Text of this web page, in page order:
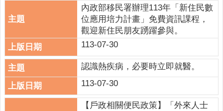
結
網
站
導
覽
檢
內政部移民署辦理113年「新住民數
位應用培力計畫」免費資訊課程，
觀迎新住民朋友踴躍參與。
113-07-30
認識熱疾病，必要時立即就醫。
113-07-30
【戶政相關便民政策】「外來人士